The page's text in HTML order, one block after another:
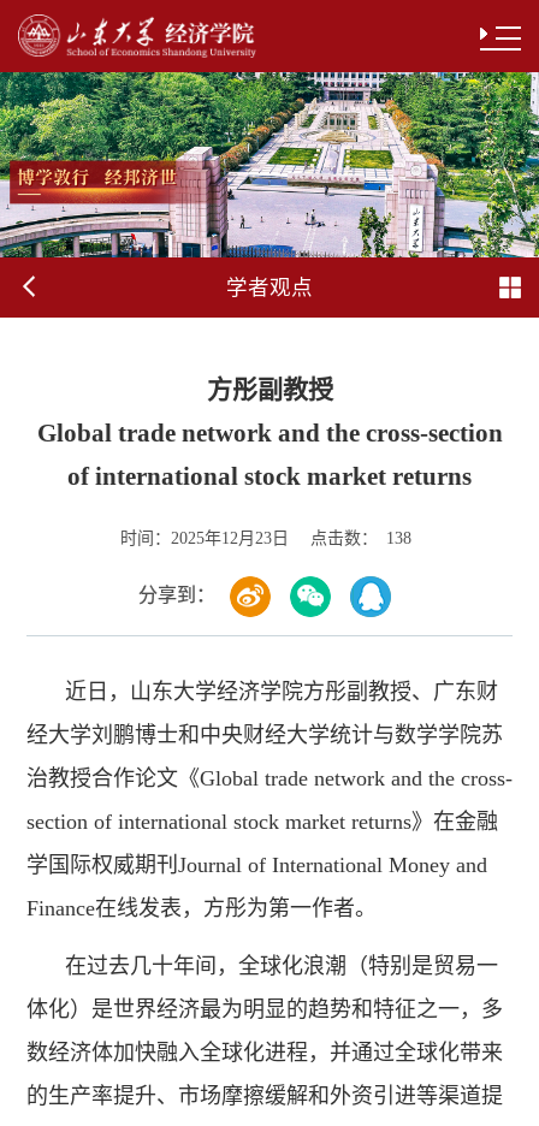
学者观点
方彤副教授
Global trade network and the cross-section
of international stock market returns
时间： 2025年12月23日 点击数： 138
分享到：
近日，山东大学经济学院方彤副教授、广东财
经大学刘鹏博士和中央财经大学统计与数学学院苏
治教授合作论文《Global trade network and the cross-
section of international stock market returns》在金融
学国际权威期刊Journal of International Money and
Finance在线发表，方彤为第一作者。
在过去几十年间，全球化浪潮（特别是贸易一
体化）是世界经济最为明显的趋势和特征之一，多
数经济体加快融入全球化进程，并通过全球化带来
的生产率提升、市场摩擦缓解和外资引进等渠道提